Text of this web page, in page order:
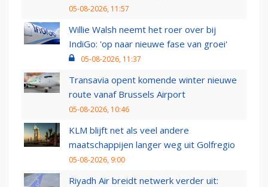
05-08-2026, 11:57
Willie Walsh neemt het roer over bij
IndiGo: 'op naar nieuwe fase van groei'
05-08-2026, 11:37
Transavia opent komende winter nieuwe
route vanaf Brussels Airport
05-08-2026, 10:46
KLM blijft net als veel andere
maatschappijen langer weg uit Golfregio
05-08-2026, 9:00
Riyadh Air breidt netwerk verder uit: